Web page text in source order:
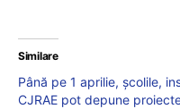
Similare
Până pe 1 aprilie, școlile,
CJRAE pot depune